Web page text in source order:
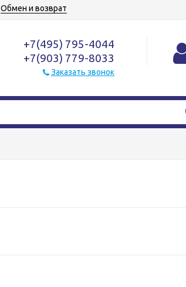
Обмен и возврат
+7(495) 795-4044
+7(903) 779-8033
Заказать звонок